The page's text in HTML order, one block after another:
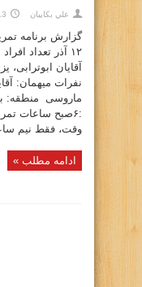
علي بكاييان
گزارش برنامه
آقایان
نفرات میهمان:
ماروسی منطقه:
وقت، فقط نیم
ادامه مطلب »